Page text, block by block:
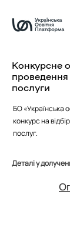
Конкурсне
послуги
БО «Українська
конкурс на
послуг.
Деталі у